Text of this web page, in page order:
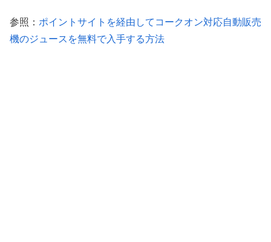
参照： ポイントサイトを経由してコークオン対応自動販売
機のジュースを無料で入手する方法